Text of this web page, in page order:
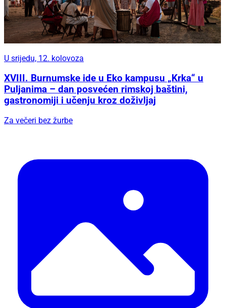
U srijedu, 12. kolovoza
XVIII. Burnumske ide u Eko kampusu „Krka“ u
Puljanima – dan posvećen rimskoj baštini,
gastronomiji i učenju kroz doživljaj
Za večeri bez žurbe